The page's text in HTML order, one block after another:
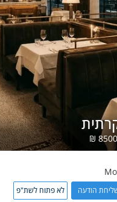
₪
הודעה לא פתוח לשת"פ